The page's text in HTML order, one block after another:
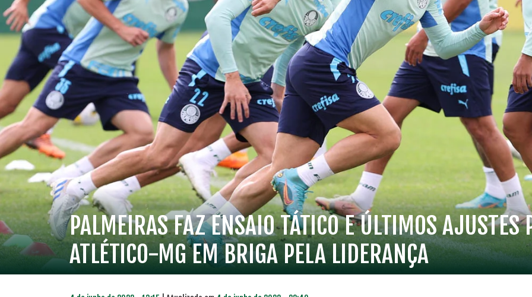
PALMEIRAS FAZ ENSAIO TÁTICO E ÚLTIMOS AJUSTES
ATLÉTICO-MG EM BRIGA PELA LIDERANÇA